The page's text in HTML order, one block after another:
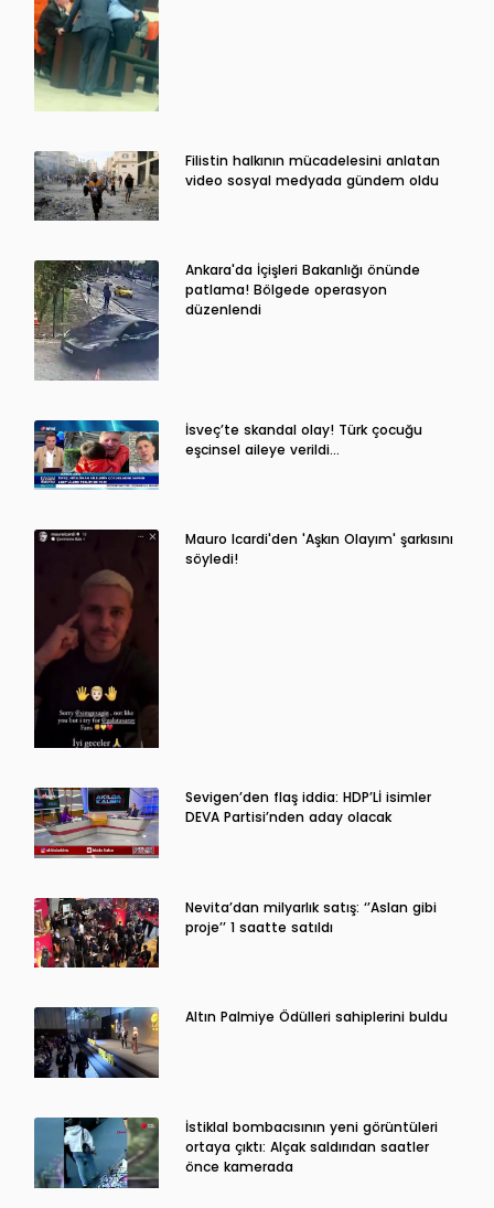
Filistin halkının mücadelesini anlatan
video sosyal medyada gündem oldu
Ankara'da İçişleri Bakanlığı önünde
patlama! Bölgede operasyon
düzenlendi
İsveç’te skandal olay! Türk çocuğu
eşcinsel aileye verildi…
Mauro Icardi'den 'Aşkın Olayım' şarkısını
söyledi!
Sevigen’den flaş iddia: HDP’Lİ isimler
DEVA Partisi’nden aday olacak
Nevita’dan milyarlık satış: ‘’Aslan gibi
proje’’ 1 saatte satıldı
Altın Palmiye Ödülleri sahiplerini buldu
İstiklal bombacısının yeni görüntüleri
ortaya çıktı: Alçak saldırıdan saatler
önce kamerada